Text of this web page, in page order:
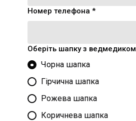
Номер телефона *
Оберіть шапку з ведмедиком
Чорна шапка
Гірчична шапка
Рожева шапка
Коричнева шапка